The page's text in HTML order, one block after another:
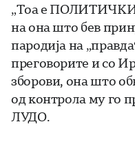
„Тоа е
на она што бев
пародија на
преговорите и со
зборови, она што
од контрола му го
ЛУДО.